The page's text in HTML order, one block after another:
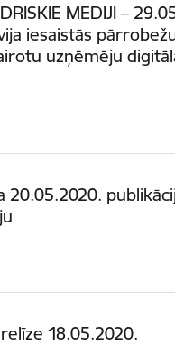
MEDIJI –
iesaistās
uzņēmēju
20.05.2020.
18.05.2020.